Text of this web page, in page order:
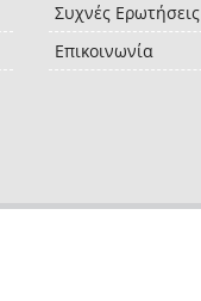
Συχνές Ερωτήσεις
Επικοινωνία